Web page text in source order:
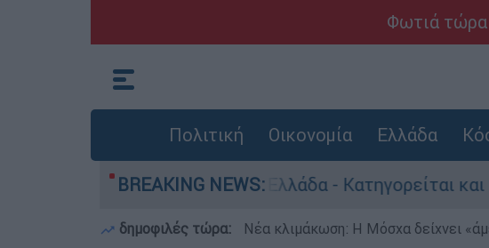
Φωτιά τώρα
Πολιτική Οικονομία Ελλάδα
BREAKING NEWS:
στην Ελλάδα - Κατηγορείται και για την
δημοφιλές τώρα: Νέα κλιμάκωση: Η Μόσχα δείχνει